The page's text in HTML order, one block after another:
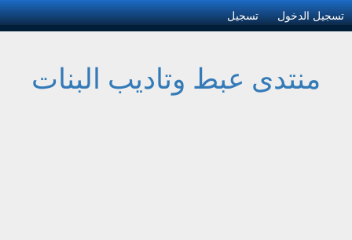
تسجيل الدخول تسجيل
منتدى عبط وتاديب البنات